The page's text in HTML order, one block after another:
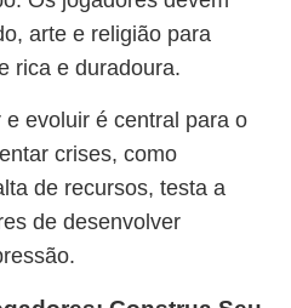
arte e religião para
rica e duradoura.
evoluir é central para o
crises, como
de recursos, testa a
de desenvolver